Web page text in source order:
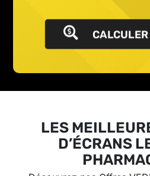
CALCULER
LES
D’ÉCRANS